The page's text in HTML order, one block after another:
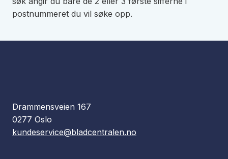
postnummeret du vil søke opp.
Drammensveien 167
0277 Oslo
kundeservice@bladcentralen.no